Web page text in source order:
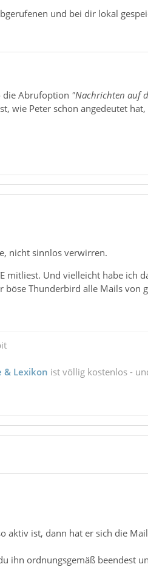
und bei dir lokal
die Abrufoption "Nachrichten auf
wie Peter schon angedeutet
nicht sinnlos verwirren.
mitliest. Und vielleicht habe ich
Thunderbird alle Mails von
& Lexikon ist völlig kostenlos -
aktiv ist, dann hat er sich die
ihn ordnungsgemäß beendest